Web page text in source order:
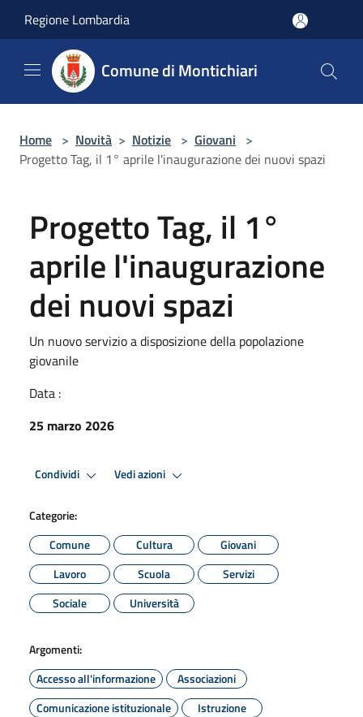
Regione Lombardia
Comune di Montichiari
Home > Novità > Notizie > Giovani >
Progetto Tag, il 1° aprile l'inaugurazione dei nuovi spazi
Progetto Tag, il 1°
aprile l'inaugurazione
dei nuovi spazi
Un nuovo servizio a disposizione della popolazione
giovanile
Data :
25 marzo 2026
Condividi Vedi azioni
Categorie:
Comune
Cultura
Giovani
Lavoro
Scuola
Servizi
Sociale
Università
Argomenti:
Accesso all'informazione
Associazioni
Comunicazione istituzionale
Istruzione